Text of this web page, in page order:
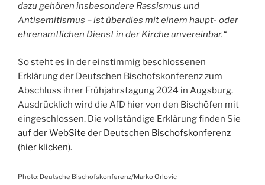
dazu gehören insbesondere Rassismus und
Antisemitismus – ist überdies mit einem haupt- oder
ehrenamtlichen Dienst in der Kirche unvereinbar.“
So steht es in der einstimmig beschlossenen
Erklärung der Deutschen Bischofskonferenz zum
Abschluss ihrer Frühjahrstagung 2024 in Augsburg.
Ausdrücklich wird die AfD hier von den Bischöfen mit
eingeschlossen. Die vollständige Erklärung finden Sie
auf der WebSite der Deutschen Bischofskonferenz
(hier klicken).
Photo: Deutsche Bischofskonferenz/Marko Orlovic